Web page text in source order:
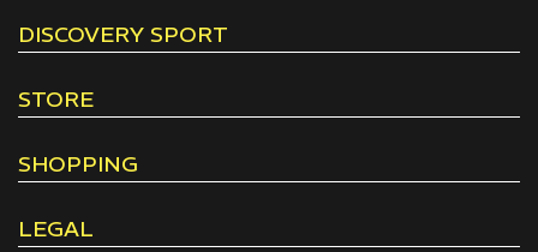
DISCOVERY SPORT
STORE
SHOPPING
LEGAL